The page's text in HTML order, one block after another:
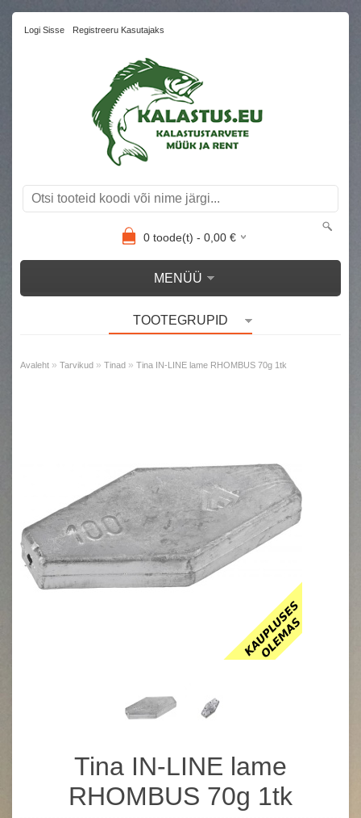
Logi Sisse Registreeru Kasutajaks
0toode(t) - 0,00€
MENÜÜ
TOOTEGRUPID
Avaleht » Tarvikud » Tinad » Tina IN-LINE lame RHOMBUS 70g 1tk
Tina IN-LINE lame
RHOMBUS 70g 1tk